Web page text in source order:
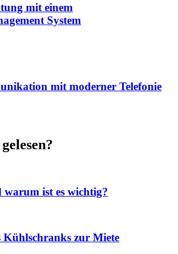
mit einem
System
mit moderner Telefonie
warum ist es wichtig?
Kühlschranks zur Miete